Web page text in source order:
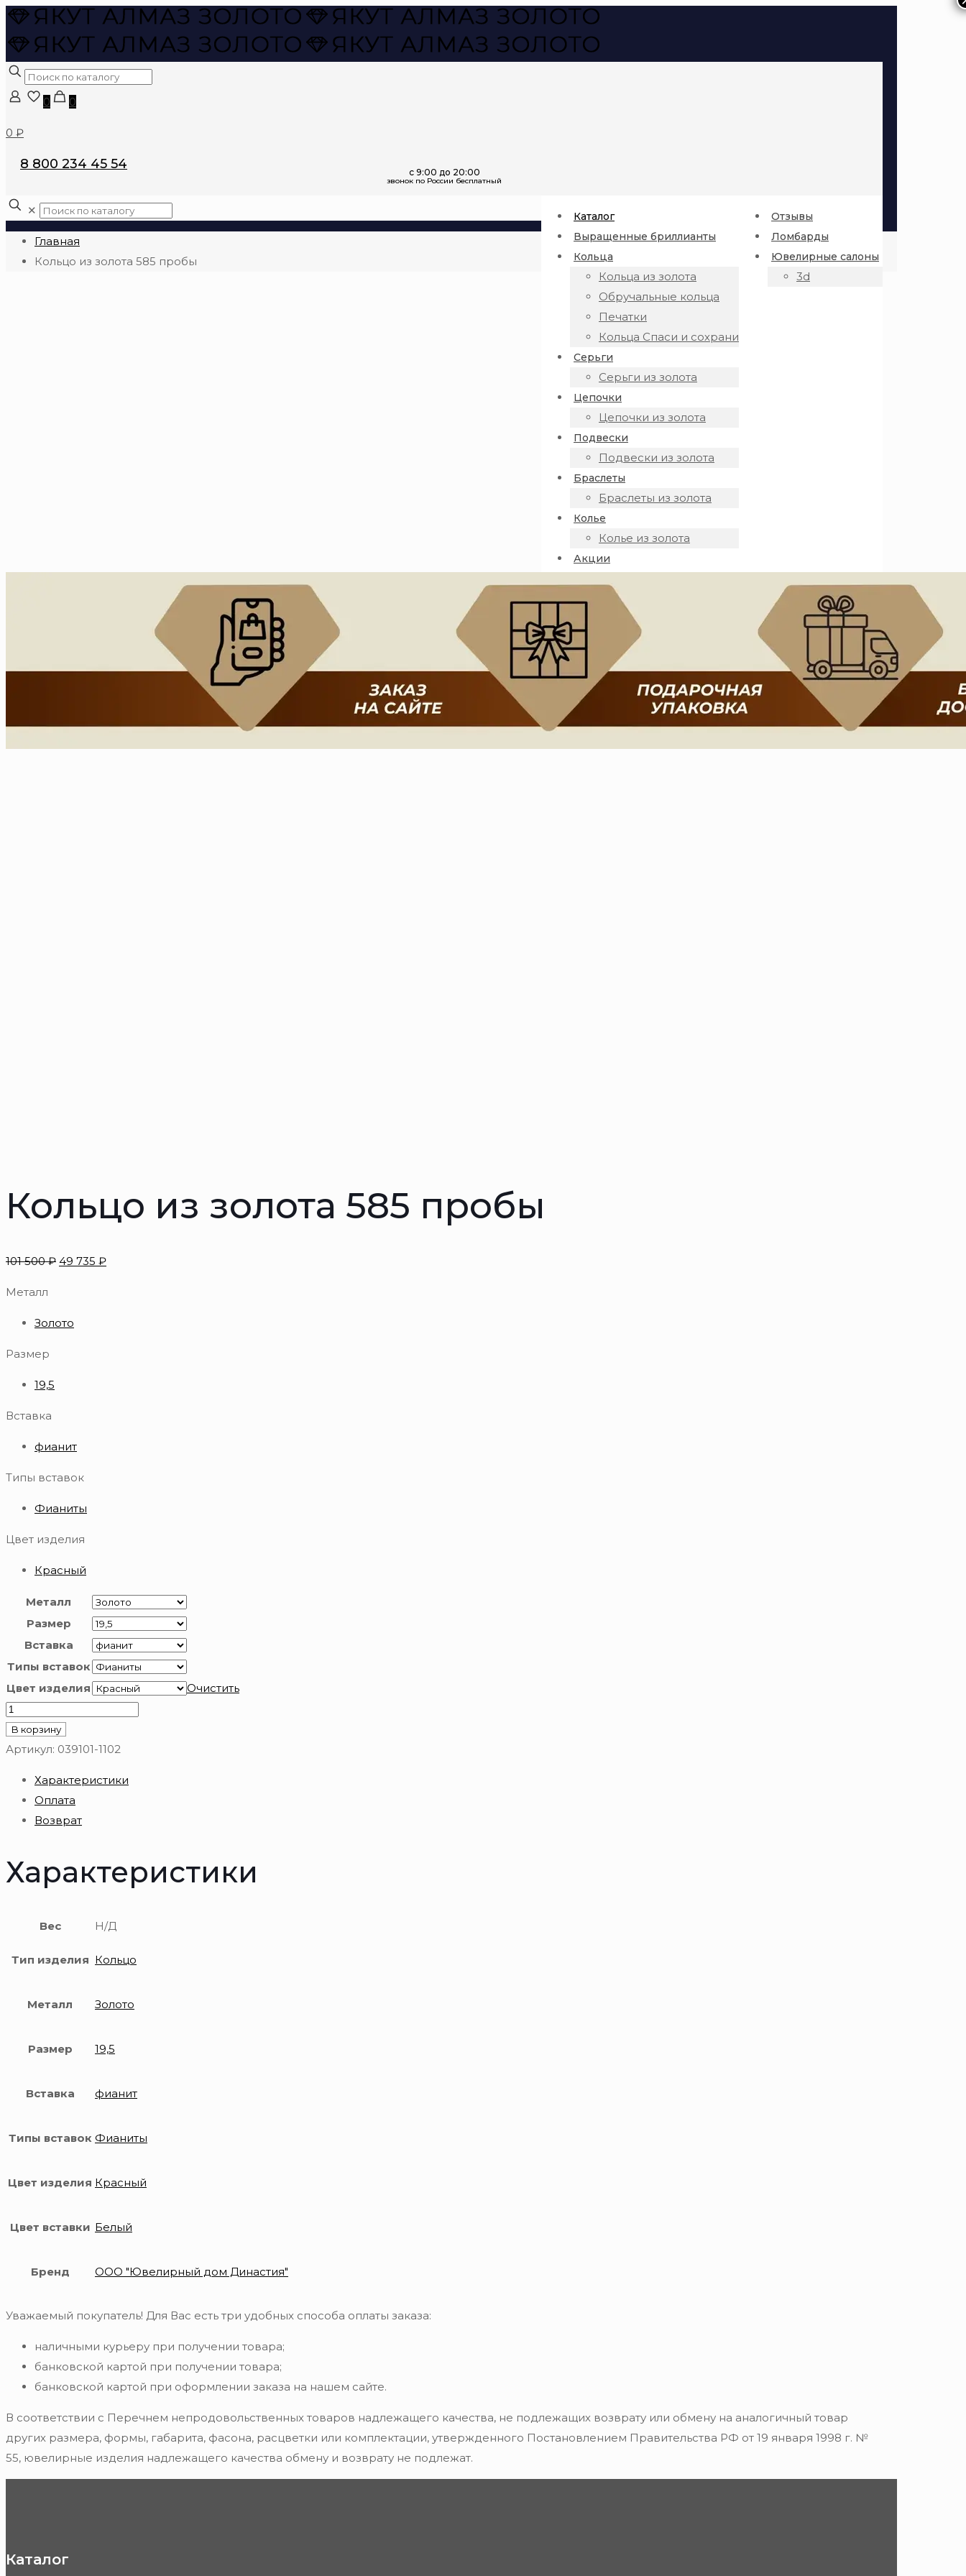
0 0
0 ₽
8 800 234 45 54
Каталог
Выращенные бриллианты
Кольца
Кольца из золота
Обручальные кольца
Печатки
Кольца Спаси и сохрани
Серьги
Серьги из золота
Цепочки
Цепочки из золота
Подвески
Подвески из золота
Браслеты
Браслеты из золота
Колье
Колье из золота
Акции
Отзывы
Ломбарды
Ювелирные салоны
3d
✕
Главная
Кольцо из золота 585 пробы
Кольцо из золота 585 пробы
101 500₽ 49 735 ₽
Металл
Золото
Размер
19,5
Вставка
фианит
Типы вставок
Фианиты
Цвет изделия
Красный
Металл
Размер
Вставка
Типы вставок
Цвет изделия
Очистить
Количество
товара
Кольцо
золота
пробы
В корзину
Артикул: 039101-1102
Характеристики
Оплата
Возврат
Характеристики
Вес Н/Д
Тип изделия Кольцо
Металл Золото
Размер 19,5
Вставка фианит
Типы вставок Фианиты
Цвет изделия Красный
Цвет вставки Белый
Бренд ООО "Ювелирный дом Династия"
Уважаемый покупатель! Для Вас есть три удобных способа оплаты заказа:
наличными курьеру при получении товара;
банковской картой при получении товара;
банковской картой при оформлении заказа на нашем сайте.
В соответствии с Перечнем непродовольственных товаров надлежащего качества, не подлежащих возврату или обмену на аналогичный товар
других размера, формы, габарита, фасона, расцветки или комплектации, утвержденного Постановлением Правительства РФ от 19 января 1998 г. №
55, ювелирные изделия надлежащего качества обмену и возврату не подлежат.
Каталог